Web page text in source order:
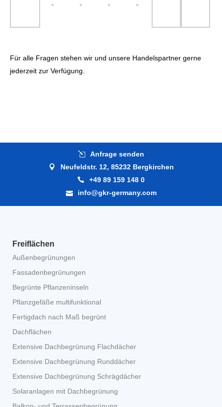
jederzeit zur Verfügung.
Neufeldstr. 12, 85232 Bergkirchen
+49 89 159 148 0
info@gkr-germany.com
Außenbegrünungen
Fassadenbegrünungen
Begrünte Pflanzeninseln
Pflanzgefäße multifunktional
Fertigdach nach Maß begrünt
Dachflächen
Extensive Dachbegrünung Flachdächer
Extensive Dachbegrünung Runddächer
Extensive Dachbegrünung Schrägdächer
Solaranlagen mit Dachbegrünung
Balkon- und Terrassenbegrünung